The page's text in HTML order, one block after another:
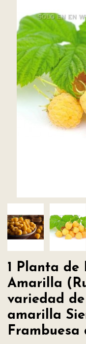
1 Planta de
Amarilla
variedad
amarilla
Frambuesa